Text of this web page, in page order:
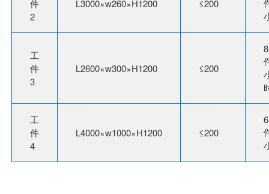
件
2
L3000×w260×H1200 ≤200
工
件
3
L2600×w300×H1200 ≤200
8
工
件
4
L4000×w1000×H1200 ≤200
6